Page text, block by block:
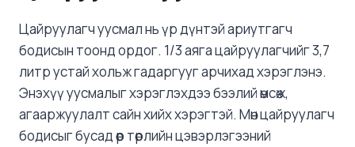
Цайруулагч уусмал нь үр дүнтэй ариутгагч
бодисын тоонд ордог. 1/3 аяга цайруулагчийг 3,7
литр устай хольж гадаргууг арчихад хэрэглэнэ.
Энэхүү уусмалыг хэрэглэхдээ бээлий өмсөж,
агааржуулалт сайн хийх хэрэгтэй. Мөн цайруулагч
бодисыг бусад өөр төрлийн цэвэрлэгээний